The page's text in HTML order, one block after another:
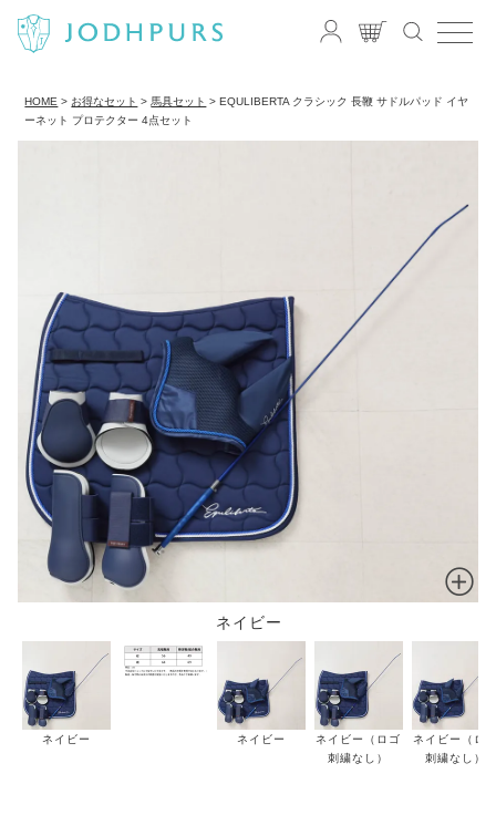
HOME お得なセット 馬具セット
EQULIBERTA クラシック 長鞭 サドルパッド イヤ
ーネット プロテクター 4点セット
ネイビー
ネイビー ネイビー
ネイビー（ロゴ
刺繍なし）
ネイビー（ロ
刺繍なし）